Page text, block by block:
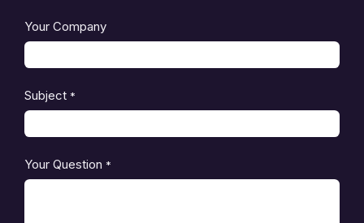
Your Company
Subject *
Your Question *